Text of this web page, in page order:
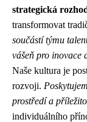
strategická
transformovat
součástí týmu
vášeň pro inovace
Naše kultura je
rozvoji.
prostředí a
individuálního